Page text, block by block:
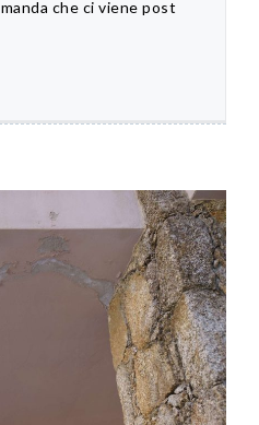
che ci viene post